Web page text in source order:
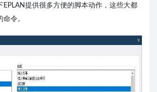
EPLAN提供很多方便的脚本动作，这些大都
令。